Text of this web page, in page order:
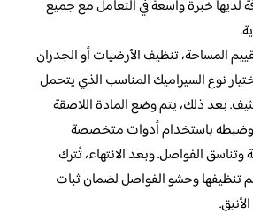
لديها خبرة واسعة في التعامل مع جميع
المساحة، تنظيف الأرضيات أو الجدران
نوع السيراميك المناسب الذي يتحمل
بعد ذلك، يتم وضع المادة اللاصقة
وضبطه باستخدام أدوات متخصصة
الفواصل. وبعد الانتهاء، تُترك
تنظيفها وحشو الفواصل لضمان ثبات